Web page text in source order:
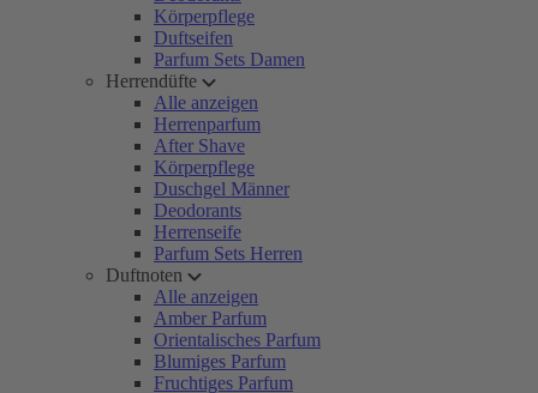
Körperpflege
Duftseifen
Parfum Sets Damen
Herrendüfte
Alle anzeigen
Herrenparfum
After Shave
Körperpflege
Duschgel Männer
Deodorants
Herrenseife
Parfum Sets Herren
Duftnoten
Alle anzeigen
Amber Parfum
Orientalisches Parfum
Blumiges Parfum
Fruchtiges Parfum